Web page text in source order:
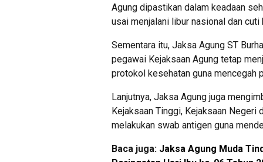
Agung dipastikan dalam keadaan
usai menjalani libur nasional dan
Sementara itu, Jaksa Agung ST
pegawai Kejaksaan Agung tetap
protokol kesehatan guna mencegah
Lanjutnya, Jaksa Agung juga
Kejaksaan Tinggi, Kejaksaan Negeri
melakukan swab antigen guna
Baca juga: Jaksa Agung Muda